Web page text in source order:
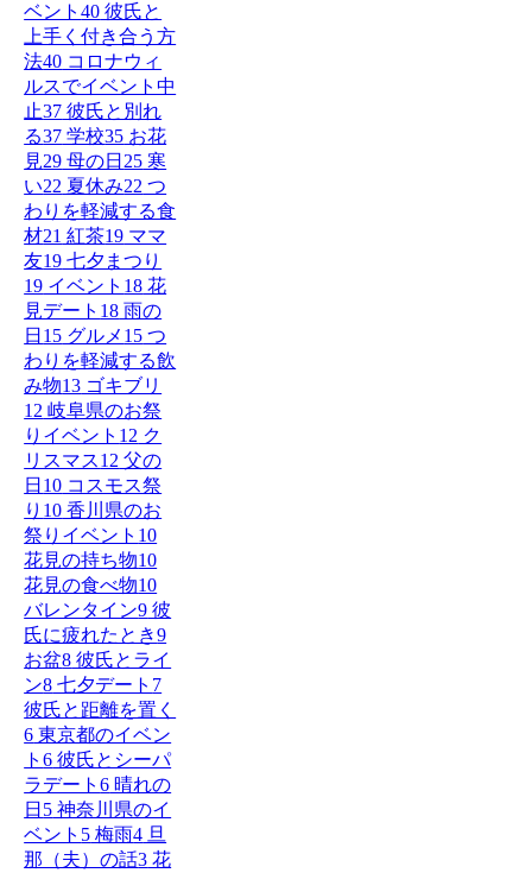
ベント40 彼氏と
上手く付き合う方
法40 コロナウィ
ルスでイベント中
止37 彼氏と別れ
る37 学校35 お花
見29 母の日 25 寒
い22 夏休み22 つ
わりを軽減する食
材21 紅茶19 ママ
友19 七夕まつり
19 イベント 18 花
見デート 18 雨の
日 15 グルメ 15 つ
わりを軽減する飲
み物13 ゴキブリ
12 岐阜県のお祭
りイベント 12 ク
リスマス12 父の
日 10 コスモス祭
り 10 香川県のお
祭りイベント 10
花見の持ち物10
花見の食べ物10
バレンタイン9 彼
氏に疲れたとき9
お盆8 彼氏とライ
ン8 七夕デート 7
彼氏と距離を置く
6 東京都のイベン
ト6 彼氏とシーパ
ラデート6 晴れの
日 5 神奈川県のイ
ベント 5 梅雨4 旦
那（夫）の話3 花